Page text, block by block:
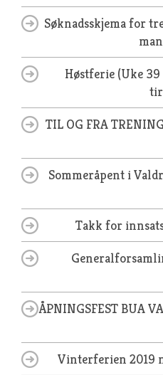
Søknadsskjema for
Høstferie (Uke
TIL OG FRA
Sommeråpent i
Takk for
ÅPNINGSFEST BUA
Vinterferien 2019